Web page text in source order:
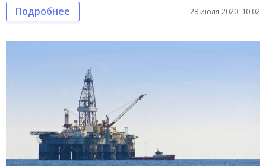
Подробнее 28 июля 2020, 10:02